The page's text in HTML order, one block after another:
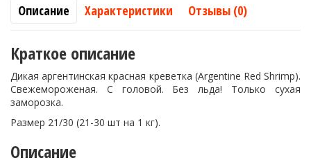
Описание
Характеристики Отзывы (0)
Краткое описание
Дикая аргентинская красная креветка (Argentine Red Shrimp).
Свежемороженая. С головой. Без льда! Только сухая
заморозка.
Размер 21/30 (21-30 шт на 1 кг).
Описание